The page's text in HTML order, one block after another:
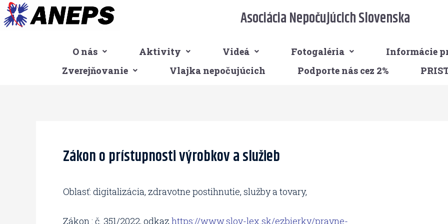
Preskočiť
na
Asociácia Nepočujúcich Slovenska
O nás Aktivity Videá Fotogaléria Informácie
Zverejňovanie
Vlajka nepočujúcich Podporte nás cez 2%
Zákon o prístupnosti výrobkov a služieb
Oblasť: digitalizácia, zdravotne postihnutie, služby a tovary,
Zákon : č. 351/2022, odkaz https://www.slov-lex.sk/ezbierky/pravne-